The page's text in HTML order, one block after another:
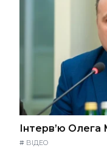
Інтерв’ю Олега
# ВІДЕО